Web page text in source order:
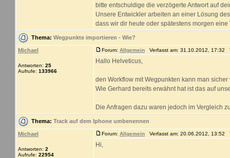
bitte entschuldige die verzögerte Antwort auf
Unsere Entwickler arbeiten an einer Lösung
dass wir dir heute oder spätestens morgen eine
Thema: Wegpunkte importieren - Wie?
Michael
Antworten: 25
Aufrufe: 133966
Forum: Allgemein Verfasst am: 31.10.2012, 17:32
Hallo Helveticus,
den Workflow mit Wegpunkten kann man sicher
Wie Gerhard bereits erwähnt hat ist das auf
Die Anfragen dazu waren jedoch im Vergleich
Thema: Track auf dem Iphone umbenennen
Michael
Antworten: 2
Aufrufe: 22954
Forum: Allgemein Verfasst am: 20.06.2012, 13:52
Hi,